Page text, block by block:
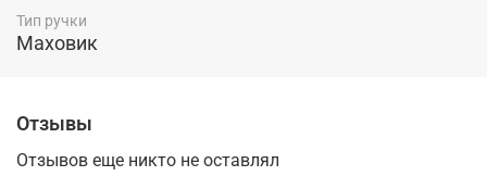
Тип ручки
Маховик
Отзывы
Отзывов еще никто не оставлял